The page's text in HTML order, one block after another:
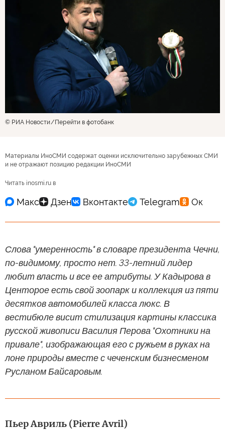
© РИА Новости Перейти в фотобанк
Материалы ИноСМИ содержат оценки исключительно зарубежных СМИ
и не отражают позицию редакции ИноСМИ
Читать inosmi.ru в
Слова "умеренность" в словаре президента Чечни,
по-видимому, просто нет. 33-летний лидер
любит власть и все ее атрибуты. У Кадырова в
Центорое есть свой зоопарк и коллекция из пяти
десятков автомобилей класса люкс. В
вестибюле висит стилизация картины классика
русской живописи Василия Перова "Охотники на
привале", изображающая его с ружьем в руках на
лоне природы вместе с чеченским бизнесменом
Русланом Байсаровым.
Пьер Авриль (Pierre Avril)